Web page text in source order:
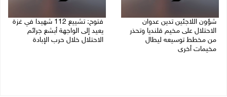
شؤون اللاجئين تدين عدوان
الاحتلال على مخيم قلنديا وتحذر
من مخطط توسيعه ليطال
مخيمات أخرى
فتوح: تشييع 112 شهيدا في غزة
يعيد إلى الواجهة أبشع جرائم
الاحتلال خلال حرب الإبادة